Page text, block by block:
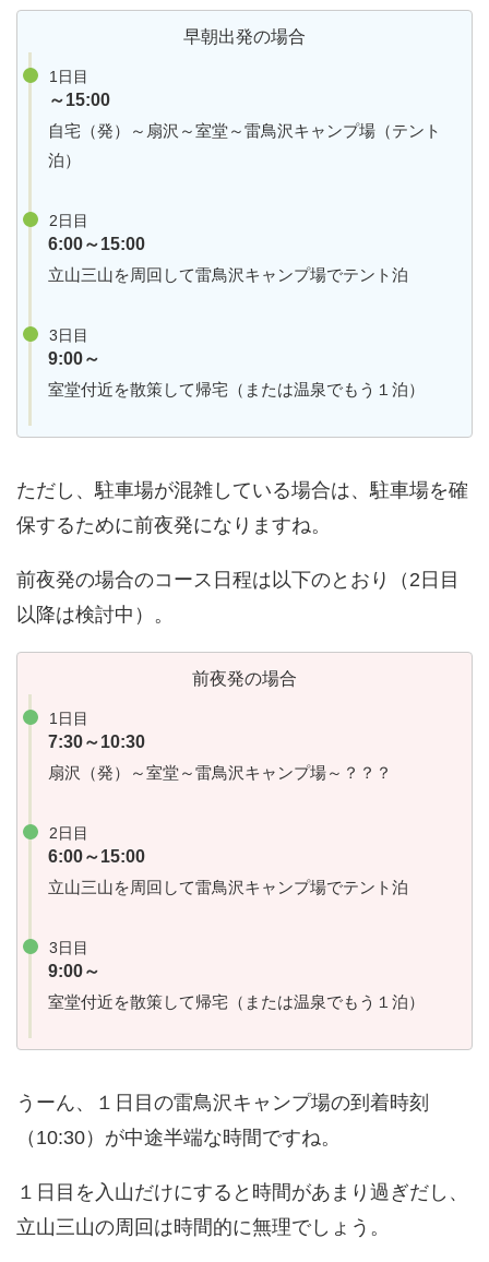
早朝出発の場合
1日目
～15:00
自宅（発）～扇沢～室堂～雷鳥沢キャンプ場（テント
泊）
2日目
6:00～15:00
立山三山を周回して雷鳥沢キャンプ場でテント泊
3日目
9:00～
室堂付近を散策して帰宅（または温泉でもう１泊）
ただし、駐車場が混雑している場合は、駐車場を確
保するために前夜発になりますね。
前夜発の場合のコース日程は以下のとおり（2日目
以降は検討中）。
前夜発の場合
1日目
7:30～10:30
扇沢（発）～室堂～雷鳥沢キャンプ場～？？？
2日目
6:00～15:00
立山三山を周回して雷鳥沢キャンプ場でテント泊
3日目
9:00～
室堂付近を散策して帰宅（または温泉でもう１泊）
うーん、１日目の雷鳥沢キャンプ場の到着時刻
（10:30）が中途半端な時間ですね。
１日目を入山だけにすると時間があまり過ぎだし、
立山三山の周回は時間的に無理でしょう。